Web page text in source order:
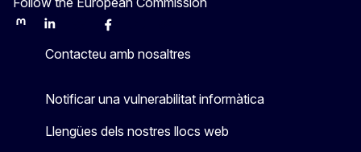
MastodonLinkedInBlueskyFacebook
Contacteu amb nosaltres
Notificar una vulnerabilitat informàtica
Llengües dels nostres llocs web